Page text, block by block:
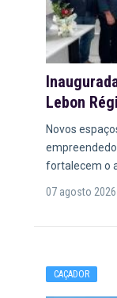
Lebon
Novos
fortalecem o
07 agosto
CAÇADOR